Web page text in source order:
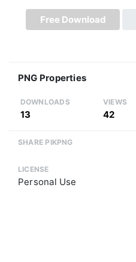
Free Download
PNG Properties
DOWNLOADS
13
VIEWS
42
SHARE PIKPNG
LICENSE
Personal Use